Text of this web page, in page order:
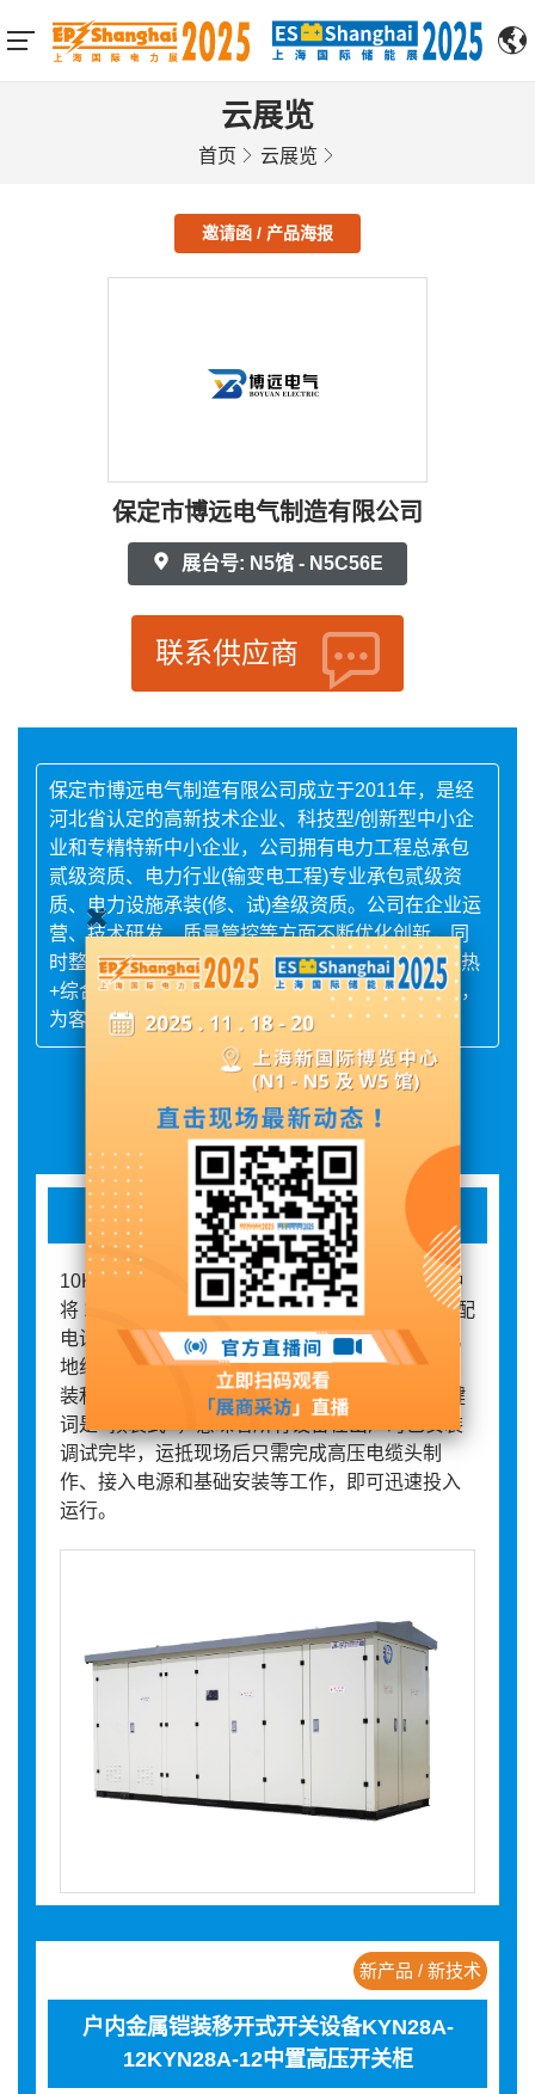
云展览
首页 云展览
邀请函 / 产品海报
保定市博远电气制造有限公司
展台号: N5馆 - N5C56E
联系供应商
保定市博远电气制造有限公司成立于2011年，是经
河北省认定的高新技术企业、科技型/创新型中小企
业和专精特新中小企业，公司拥有电力工程总承包
贰级资质、电力行业(输变电工程)专业承包贰级资
质、电力设施承装(修、试)叁级资质。公司在企业运
营、技术研发、质量管控等方面不断优化创新，同
时整合资源，通过耦合风、光、水、储、充+地源热
+综合能源管理系统的应用赋能传统电力装备行业，
为客户提供能源系统完整解决方案。
展品详情
预装式箱式变电站
10KV预装式箱式变电站（俗称“箱变”），是一种
将 10千伏高压配电设备、变压器、0.4千伏低压配
电设备、电能计量设备以及无功补偿装置等有机
地组合在一起，并在工厂内完成设计、制造、安
装和内部电气连接的成套配电装置。 其核心关键
词是 “预装式” ，意味着所有设备在出厂时已安装
调试完毕，运抵现场后只需完成高压电缆头制
作、接入电源和基础安装等工作，即可迅速投入
运行。
新产品 / 新技术
户内金属铠装移开式开关设备KYN28A-
12KYN28A-12中置高压开关柜